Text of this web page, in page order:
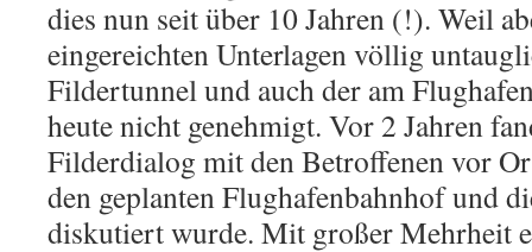
dies nun seit über 10 Jahren (!). Weil
eingereichten Unterlagen völlig
Fildertunnel und auch der am
heute nicht genehmigt. Vor 2 Jahren
Filderdialog mit den Betroffenen vor
den geplanten Flughafenbahnhof und
diskutiert wurde. Mit großer Mehrheit